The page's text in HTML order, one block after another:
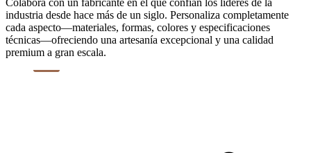
industria desde hace más de un siglo. Personaliza completamente
cada aspecto—materiales, formas, colores y especificaciones
técnicas—ofreciendo una artesanía excepcional y una calidad
premium a gran escala.